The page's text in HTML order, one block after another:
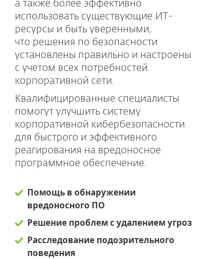
а также более эффективно
использовать существующие ИТ-
ресурсы и быть уверенными,
что решения по безопасности
установлены правильно и настроены
с учетом всех потребностей
корпоративной сети.
Квалифицированные специалисты
помогут улучшить систему
корпоративной кибербезопасности
для быстрого и эффективного
реагирования на вредоносное
программное обеспечение.
Помощь в обнаружении
вредоносного ПО
Решение проблем с удалением угроз
Расследование подозрительного
поведения